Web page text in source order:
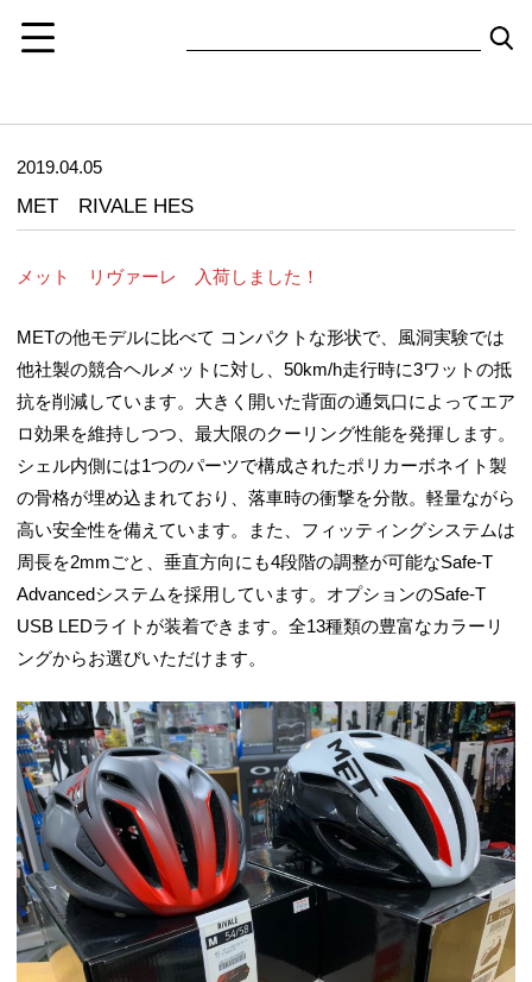
2019.04.05
MET RIVALE HES
メット リヴァーレ 入荷しました！
METの他モデルに比べて コンパクトな形状で、風洞実験では
他社製の競合ヘルメットに対し、50km/h走行時に3ワットの抵
抗を削減しています。大きく開いた背面の通気口によってエア
ロ効果を維持しつつ、最大限のクーリング性能を発揮します。
シェル内側には1つのパーツで構成されたポリカーボネイト製
の骨格が埋め込まれており、落車時の衝撃を分散。軽量ながら
高い安全性を備えています。また、フィッティングシステムは
周長を2mmごと、垂直方向にも4段階の調整が可能なSafe-T
Advancedシステムを採用しています。オプションのSafe-T
USB LEDライトが装着できます。全13種類の豊富なカラーリ
ングからお選びいただけます。